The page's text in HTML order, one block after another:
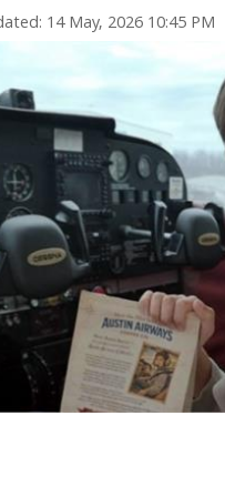
14 May, 2026 10:45 PM